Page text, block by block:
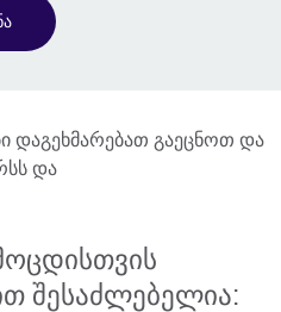
დაგეხმარებათ გაეცნოთ და
და
შესაძლებელია: